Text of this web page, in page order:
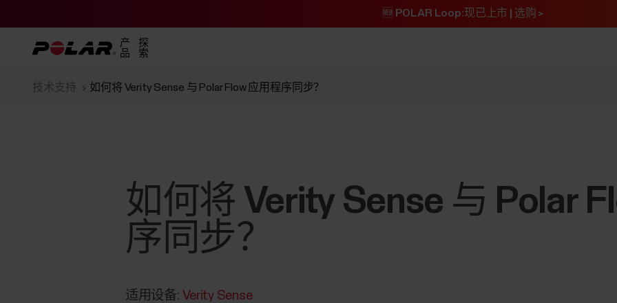
🆕 POLAR Loop:现已上市 | 选购 >
产
品
探
索
技术支持 如何将 Verity Sense 与 Polar Flow 应用程序同步？
如何将 Verity Sense 与 Polar
序同步？
适用设备: Verity Sense